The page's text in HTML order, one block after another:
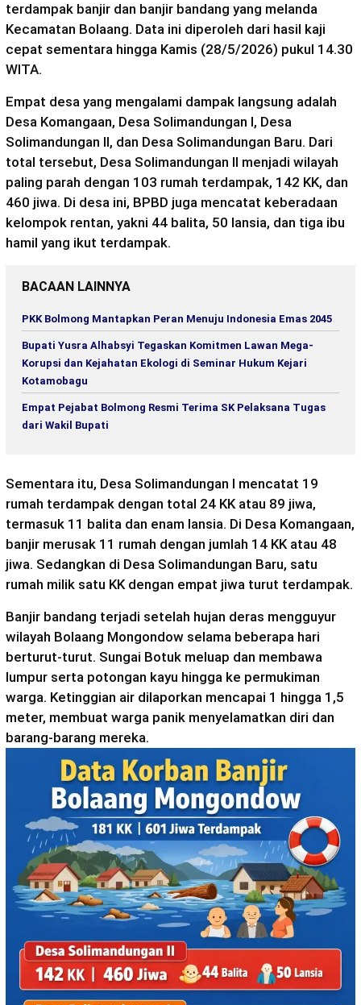
terdampak banjir dan banjir bandang yang melanda
Kecamatan Bolaang. Data ini diperoleh dari hasil kaji
cepat sementara hingga Kamis (28/5/2026) pukul 14.30
WITA.
Empat desa yang mengalami dampak langsung adalah
Desa Komangaan, Desa Solimandungan I, Desa
Solimandungan II, dan Desa Solimandungan Baru. Dari
total tersebut, Desa Solimandungan II menjadi wilayah
paling parah dengan 103 rumah terdampak, 142 KK, dan
460 jiwa. Di desa ini, BPBD juga mencatat keberadaan
kelompok rentan, yakni 44 balita, 50 lansia, dan tiga ibu
hamil yang ikut terdampak.
BACAAN LAINNYA
PKK Bolmong Mantapkan Peran Menuju Indonesia Emas 2045
Bupati Yusra Alhabsyi Tegaskan Komitmen Lawan Mega-
Korupsi dan Kejahatan Ekologi di Seminar Hukum Kejari
Kotamobagu
Empat Pejabat Bolmong Resmi Terima SK Pelaksana Tugas
dari Wakil Bupati
Sementara itu, Desa Solimandungan I mencatat 19
rumah terdampak dengan total 24 KK atau 89 jiwa,
termasuk 11 balita dan enam lansia. Di Desa Komangaan,
banjir merusak 11 rumah dengan jumlah 14 KK atau 48
jiwa. Sedangkan di Desa Solimandungan Baru, satu
rumah milik satu KK dengan empat jiwa turut terdampak.
Banjir bandang terjadi setelah hujan deras mengguyur
wilayah Bolaang Mongondow selama beberapa hari
berturut-turut. Sungai Botuk meluap dan membawa
lumpur serta potongan kayu hingga ke permukiman
warga. Ketinggian air dilaporkan mencapai 1 hingga 1,5
meter, membuat warga panik menyelamatkan diri dan
barang-barang mereka.